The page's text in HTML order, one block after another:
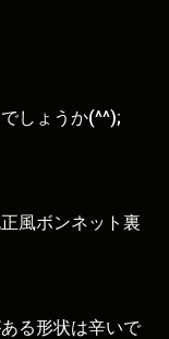
しょうか(^^);
風ボンネット裏
る形状は辛いで